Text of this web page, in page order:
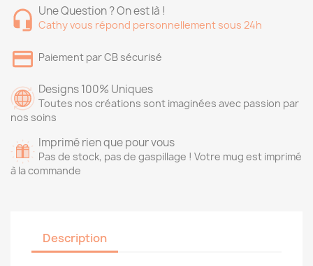
Une Question ? On est là !
Cathy vous répond personnellement sous 24h
Paiement par CB sécurisé
Designs 100% Uniques
Toutes nos créations sont imaginées avec passion par
nos soins
Imprimé rien que pour vous
Pas de stock, pas de gaspillage ! Votre mug est imprimé
à la commande
Description